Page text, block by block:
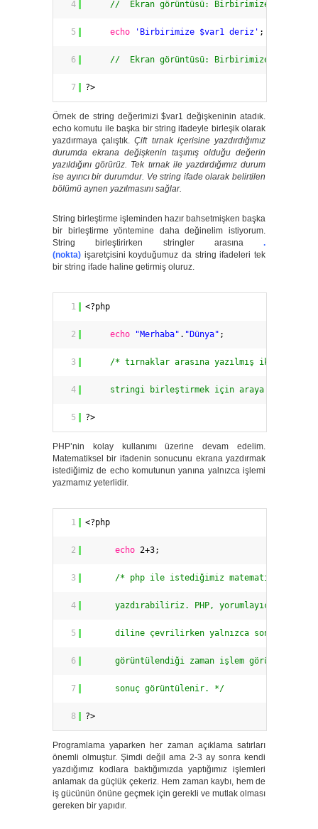
4 //  Ekran görüntüsü: Birbirimize Merhaba
5 echo 'Birbirimize $var1 deriz' ;
6 //  Ekran görüntüsü: Birbirimize $var1
7 ?>
Örnek de string değerimizi $var1 değişkeninin atadık.
echo komutu ile başka bir string ifadeyle birleşik olarak
yazdırmaya çalıştık.Çift tırnak içerisine yazdırdığımız
durumda ekrana değişkenin taşımış olduğu değerin
yazıldığını görürüz. Tek tırnak ile yazdırdığımız durum
ise ayırıcı bir durumdur. Ve string ifade olarak belirtilen
bölümü aynen yazılmasını sağlar.
String birleştirme işleminden hazır bahsetmişken başka
bir birleştirme yöntemine daha değinelim istiyorum.
String birleştirirken stringler arasına .
(nokta) işaretçisini koyduğumuz da string ifadeleri tek
bir string ifade haline getirmiş oluruz.
1 <?php
2 echo "Merhaba" . "Dünya" ;
3 /* tırnaklar arasına yazılmış iki farklı
4 stringi birleştirmek için araya nokta
5 ?>
PHP’nin kolay kullanımı üzerine devam edelim.
Matematiksel bir ifadenin sonucunu ekrana yazdırmak
istediğimiz de echo komutunun yanına yalnızca işlemi
yazmamız yeterlidir.
1 <?php
2 echo 2+3;
3 /* php ile istediğimiz matematiksel
4 yazdırabiliriz. PHP, yorumlayıcı
5 diline çevrilirken yalnızca sonucu
6 görüntülendiği zaman işlem görüntülenmez
7 sonuç görüntülenir. */
8 ?>
Programlama yaparken her zaman açıklama satırları
önemli olmuştur. Şimdi değil ama 2-3 ay sonra kendi
yazdığımız kodlara baktığımızda yaptığımız işlemleri
anlamak da güçlük çekeriz. Hem zaman kaybı, hem de
iş gücünün önüne geçmek için gerekli ve mutlak olması
gereken bir yapıdır.